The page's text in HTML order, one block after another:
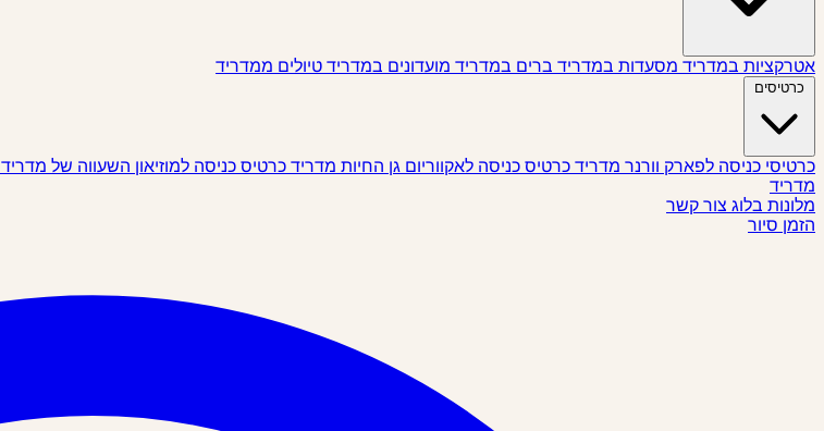
אטרקציות במדריד מסעדות במדריד ברים במדריד מועדונים במדריד טיולים ממדריד
כרטיסים
כרטיסי כניסה לפארק וורנר מדריד כרטיס כניסה לאקווריום גן החיות מדריד כרטיס כניסה למוזיאון השעווה של מדריד
מדריד
מלונות בלוג צור קשר
הזמן סיור